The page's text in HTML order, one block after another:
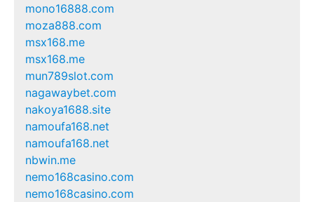
mono16888.com
moza888.com
msx168.me
msx168.me
mun789slot.com
nagawaybet.com
nakoya1688.site
namoufa168.net
namoufa168.net
nbwin.me
nemo168casino.com
nemo168casino.com